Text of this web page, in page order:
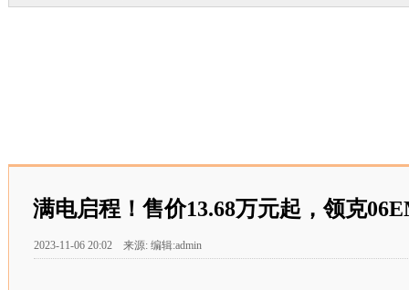
满电启程！售价13.68万元起，领克
2023-11-06 20:02 来源: 编辑:admin